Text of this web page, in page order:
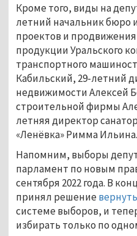
Кроме того, виды на
летний начальник бюро
проектов и
продукции Уральского
транспортного
Кабильский, 29-летний
недвижимости Алексей
строительной фирмы
летняя директор
«Ленёвка» Римма Ильина.
Напомним, выборы
парламент по новым
сентября 2022 года. В
принял решение
системе выборов, и
избирать только по